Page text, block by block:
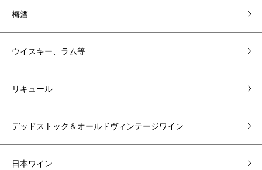
梅酒
ウイスキー、ラム等
リキュール
デッドストック＆オールドヴィンテージワイン
日本ワイン